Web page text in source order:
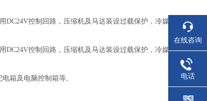
DC24V控制回路，压缩机及马达装设过载保护，冷媒
DC24V控制回路，压缩机及马达装设过载保护，冷媒
箱及电脑控制箱等。
在线咨询
电话